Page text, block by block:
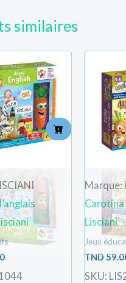
similaires
Marque:
Lisciani
Jeux
TND
SKU: